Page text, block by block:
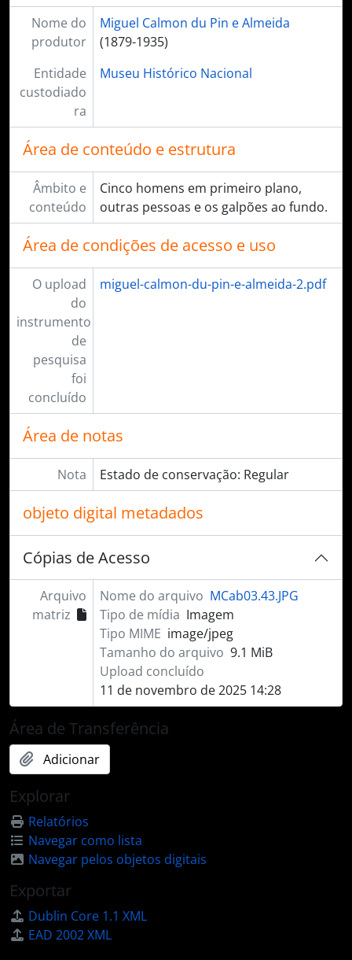
Nome do
produtor
Miguel Calmon du Pin e Almeida
(1879-1935)
Entidade
custodiado
ra
Museu Histórico Nacional
Área de conteúdo e estrutura
Âmbito e
conteúdo
Cinco homens em primeiro plano,
outras pessoas e os galpões ao fundo.
Área de condições de acesso e uso
O upload
do
instrumento
de
pesquisa
foi
concluído
miguel-calmon-du-pin-e-almeida-2.pdf
Área de notas
Nota Estado de conservação: Regular
objeto digital metadados
Cópias de Acesso
Arquivo
matriz
Nome do arquivo MCab03.43.JPG
Tipo de mídia Imagem
Tipo MIME image/jpeg
Tamanho do arquivo 9.1 MiB
Upload concluído
11 de novembro de 2025 14:28
Área de Transferência
Adicionar
Explorar
Relatórios
Navegar como lista
Navegar pelos objetos digitais
Exportar
Dublin Core 1.1 XML
EAD 2002 XML